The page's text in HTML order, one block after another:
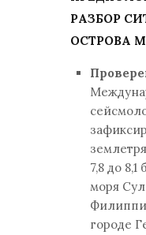
РАЗБОР
ОСТРОВА
7,8 до
моря
городе